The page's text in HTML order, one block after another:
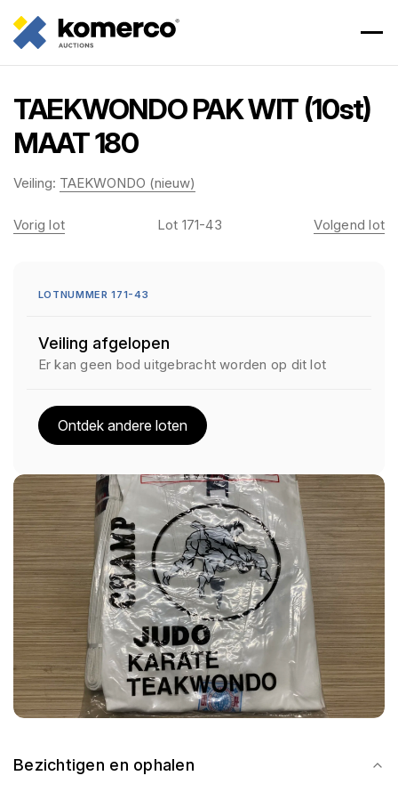
TAEKWONDO PAK WIT (10st)
MAAT 180
Veiling: TAEKWONDO (nieuw)
Bezichtigen en ophalen
Vorig lot Lot 171-43 Volgend lot
LOTNUMMER 171-43
Veiling afgelopen
Er kan geen bod uitgebracht worden op dit lot
Ontdek andere loten